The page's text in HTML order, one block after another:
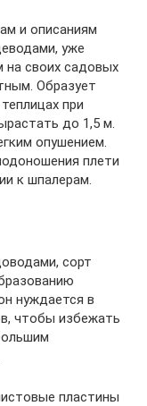
и описаниям
уже
на своих садовых
Образует
при
до 1,5 м.
опушением.
плети
к шпалерам.
сорт
нуждается в
чтобы избежать
пластины